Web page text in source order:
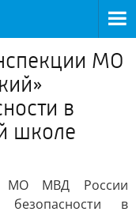
МО
в
школе
МО МВД России
в